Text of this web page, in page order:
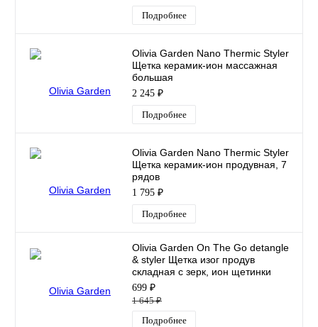
Подробнее
Olivia Garden Nano Thermic Styler
Щетка керамик-ион массажная
большая
2 245 ₽
Подробнее
Olivia Garden Nano Thermic Styler
Щетка керамик-ион продувная, 7
рядов
1 795 ₽
Подробнее
Olivia Garden On The Go detangle
& styler Щетка изог продув
складная с зерк, ион щетинки
699 ₽
1 645 ₽
Подробнее